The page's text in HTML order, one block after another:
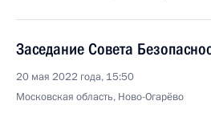
Заседание Совета
20 мая 2022 года, 15:50
Московская область, Ново-Огарёво